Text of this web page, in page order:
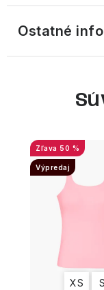
Ostatné
50 %
Výpredaj
XS S